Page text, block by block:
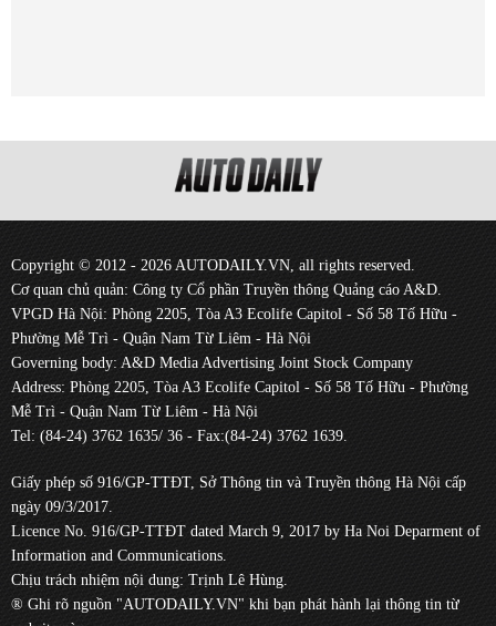
Copyright © 2012 - 2026 AUTODAILY.VN, all rights reserved.
Cơ quan chủ quản: Công ty Cổ phần Truyền thông Quảng cáo A&D.
VPGD Hà Nội: Phòng 2205, Tòa A3 Ecolife Capitol - Số 58 Tố Hữu -
Phường Mễ Trì - Quận Nam Từ Liêm - Hà Nội
Governing body: A&D Media Advertising Joint Stock Company
Address: Phòng 2205, Tòa A3 Ecolife Capitol - Số 58 Tố Hữu - Phường
Mễ Trì - Quận Nam Từ Liêm - Hà Nội
Tel: (84-24) 3762 1635/ 36 - Fax:(84-24) 3762 1639.
Giấy phép số 916/GP-TTĐT, Sở Thông tin và Truyền thông Hà Nội cấp
ngày 09/3/2017.
Licence No. 916/GP-TTĐT dated March 9, 2017 by Ha Noi Deparment of
Information and Communications.
Chịu trách nhiệm nội dung: Trịnh Lê Hùng.
® Ghi rõ nguồn "AUTODAILY.VN" khi bạn phát hành lại thông tin từ